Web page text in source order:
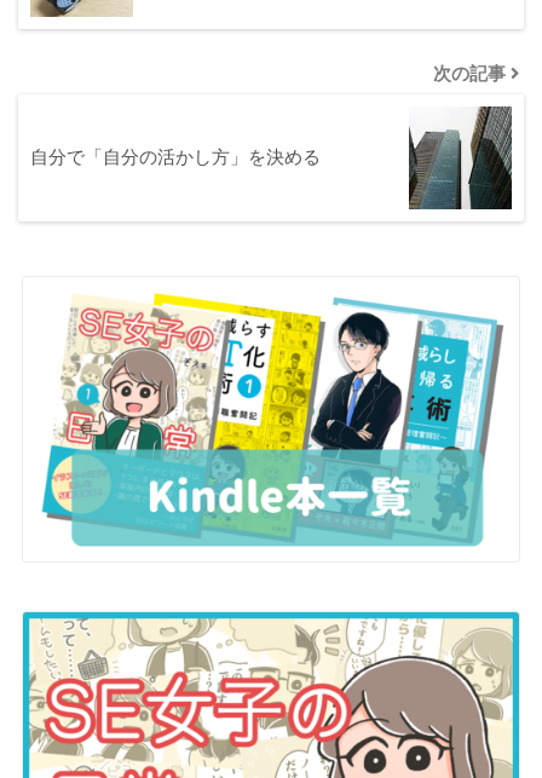
次の記事
自分で「自分の活かし方」を決める